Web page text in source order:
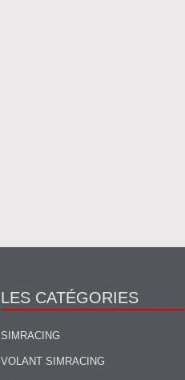
LES CATÉGORIES
SIMRACING
VOLANT SIMRACING